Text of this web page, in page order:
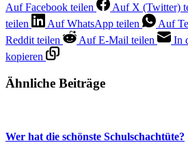
Auf Facebook teilen
Auf X (Twitter)
teilen
Auf WhatsApp teilen Auf
Reddit teilen
Auf E-Mail teilen
In
kopieren
Ähnliche Beiträge
Wer hat die schönste Schulschachtüte?